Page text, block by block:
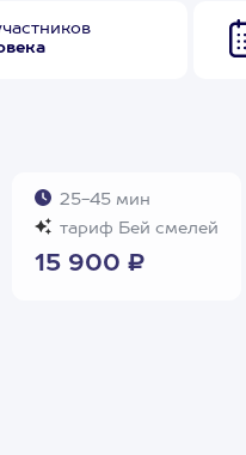
25-45 мин
тариф Бей смелей
15 900 ₽